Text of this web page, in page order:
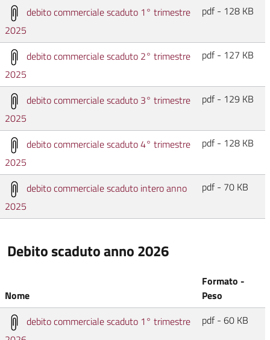
debito commerciale scaduto 1° trimestre
2025
pdf - 128 KB
debito commerciale scaduto 2° trimestre
2025
pdf - 127 KB
debito commerciale scaduto 3° trimestre
2025
pdf - 129 KB
debito commerciale scaduto 4° trimestre
2025
pdf - 128 KB
debito commerciale scaduto intero anno
2025
pdf - 70 KB
Debito scaduto anno 2026
Nome
Formato -
Peso
debito commerciale scaduto 1° trimestre
pdf - 60 KB